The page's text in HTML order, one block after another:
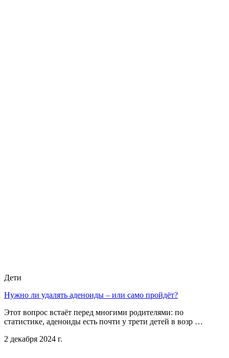
Дети
Нужно ли удалять аденоиды – или само пройдёт?
Этот вопрос встаёт перед многими родителями: по
статистике, аденоиды есть почти у трети детей в возр …
2 декабря 2024 г.